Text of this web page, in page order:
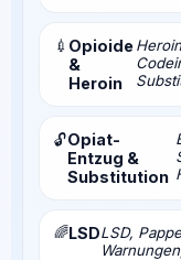
💉 Opioide
&
Heroin
🔓Opiat-
Entzug &
Substitution
🌈LSDLSD,